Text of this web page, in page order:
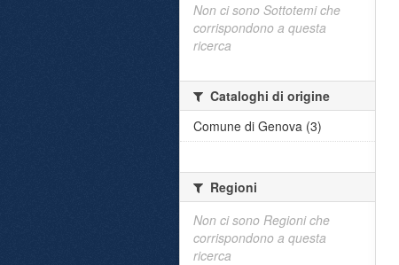
Non ci sono Sottotemi che
corrispondono a questa
ricerca
Cataloghi di origine
Comune di Genova (3)
Regioni
Non ci sono Regioni che
corrispondono a questa
ricerca